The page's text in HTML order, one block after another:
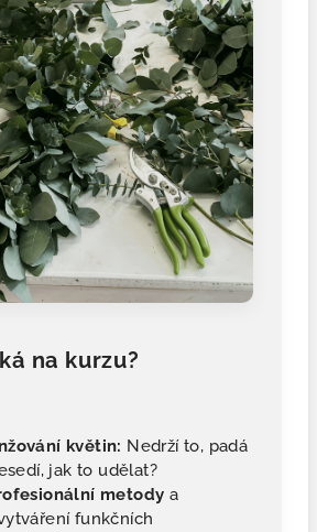
na kurzu?
květin: Nedrží to, padá
jak to udělat?
metody a
funkčních